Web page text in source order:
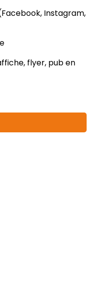
Instagram,
flyer, pub en